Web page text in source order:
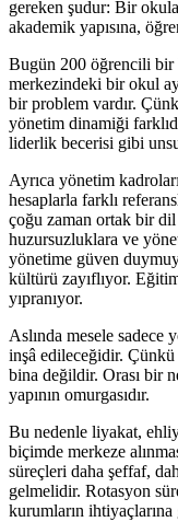
gereken şudur: Bir
akademik yapısına,
Bugün 200 öğrencili
merkezindeki bir okul
bir problem vardır.
yönetim dinamiği
liderlik becerisi gibi
Ayrıca yönetim
hesaplarla farklı
çoğu zaman ortak bir
huzursuzluklara ve
yönetime güven
kültürü zayıflıyor.
yıpranıyor.
Aslında mesele sadece
inşâ edileceğidir. Çünkü
bina değildir. Orası bir
yapının omurgasıdır.
Bu nedenle liyakat,
biçimde merkeze
süreçleri daha şeffaf,
gelmelidir. Rotasyon
kurumların